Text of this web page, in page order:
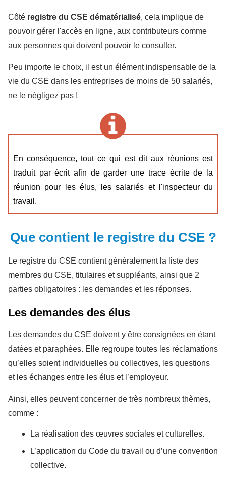
Côté registre du CSE dématérialisé, cela implique de
pouvoir gérer l'accès en ligne, aux contributeurs comme
aux personnes qui doivent pouvoir le consulter.
Peu importe le choix, il est un élément indispensable de la
vie du CSE dans les entreprises de moins de 50 salariés,
ne le négligez pas !
En conséquence, tout ce qui est dit aux réunions est
traduit par écrit afin de garder une trace écrite de la
réunion pour les élus, les salariés et l'inspecteur du
travail.
Que contient le registre du CSE ?
Le registre du CSE contient généralement la liste des
membres du CSE, titulaires et suppléants, ainsi que 2
parties obligatoires : les demandes et les réponses.
Les demandes des élus
Les demandes du CSE doivent y être consignées en étant
datées et paraphées. Elle regroupe toutes les réclamations
qu’elles soient individuelles ou collectives, les questions
et les échanges entre les élus et l’employeur.
Ainsi, elles peuvent concerner de très nombreux thèmes,
comme :
La réalisation des œuvres sociales et culturelles.
L’application du Code du travail ou d’une convention
collective.